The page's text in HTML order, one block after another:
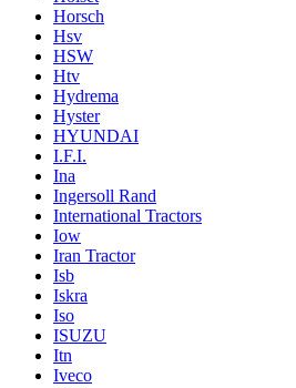
Horsch
Hsv
HSW
Htv
Hydrema
Hyster
HYUNDAI
I.F.I.
Ina
Ingersoll Rand
International Tractors
Iow
Iran Tractor
Isb
Iskra
Iso
ISUZU
Itn
Iveco